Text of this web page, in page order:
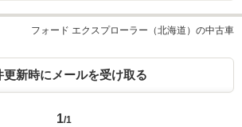
フォード エクスプローラー（北海道）の中古車
更新時にメールを受け取る
1/1